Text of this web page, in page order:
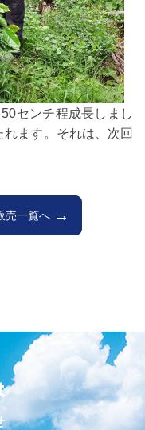
センチ程成長しまし
ます。それは、次回
売一覧へ